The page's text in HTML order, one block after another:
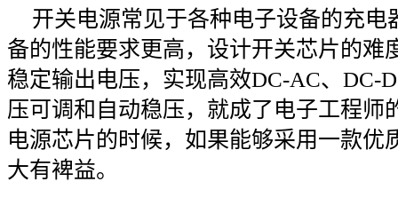
开关电源常见于各种电子设备的充电
备的性能要求更高，设计开关芯片的难
稳定输出电压，实现高效DC-AC、DC-
压可调和自动稳压，就成了电子工程师
电源芯片的时候，如果能够采用一款优
大有裨益。